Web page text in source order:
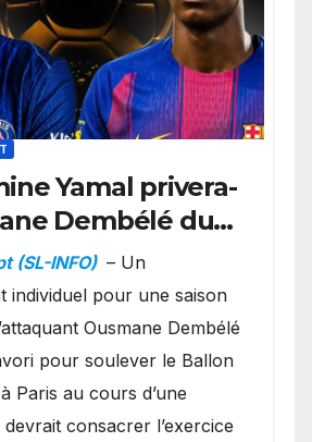
Yamal privera-
Dembélé du
?
(SL-INFO) – Un
individuel pour une saison
Ousmane Dembélé
pour soulever le Ballon
Paris au cours d’une
consacrer l’exercice